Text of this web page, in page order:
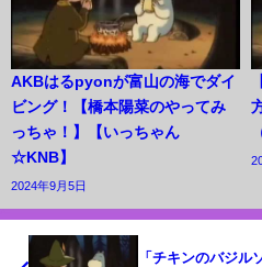
AKBはるpyonが富山の海でダイ
ビング！【橋本陽菜のやってみ
っちゃ！】【いっちゃん
☆KNB】
2024年9月5日
「チキンのバジル